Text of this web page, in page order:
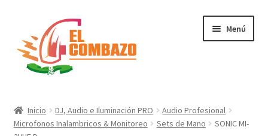
Menú
DJ, Audio e Iluminación PRO
Inicio DJ, Audio e Iluminación PRO
Audio Profesional
Microfonos Inalambricos & Monitoreo
Sets de Mano
SONIC MI-